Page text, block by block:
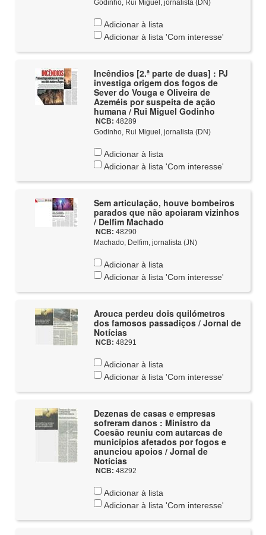
Godinho, Rui Miguel, jornalista (DN)
Adicionar à lista
Adicionar à lista 'Com interesse'
Incêndios [2.ª parte de duas] : PJ
investiga origem dos fogos de
Sever do Vouga e Oliveira de
Azeméis por suspeita de ação
humana / Rui Miguel Godinho
NCB: 48289
Godinho, Rui Miguel, jornalista (DN)
Adicionar à lista
Adicionar à lista 'Com interesse'
Sem articulação, houve bombeiros
parados que não apoiaram vizinhos
/ Delfim Machado
NCB: 48290
Machado, Delfim, jornalista (JN)
Adicionar à lista
Adicionar à lista 'Com interesse'
Arouca perdeu dois quilómetros
dos famosos passadiços / Jornal de
Notícias
NCB: 48291
Adicionar à lista
Adicionar à lista 'Com interesse'
Dezenas de casas e empresas
sofreram danos : Ministro da
Coesão reuniu com autarcas de
municípios afetados por fogos e
anunciou apoios / Jornal de
Notícias
NCB: 48292
Adicionar à lista
Adicionar à lista 'Com interesse'